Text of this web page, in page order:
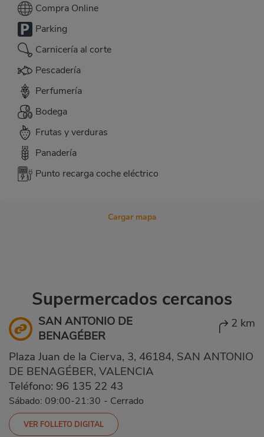
Compra Online
Parking
Carnicería al corte
Pescadería
Perfumería
Bodega
Frutas y verduras
Panadería
Punto recarga coche eléctrico
Cargar mapa
Supermercados cercanos
SAN ANTONIO DE
BENAGÉBER
2 km
Plaza Juan de la Cierva, 3, 46184, SAN ANTONIO
DE BENAGÉBER, VALENCIA
Teléfono: 96 135 22 43
Sábado: 09:00-21:30 - Cerrado
VER FOLLETO DIGITAL